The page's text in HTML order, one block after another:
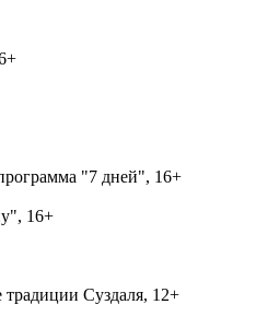
"7 дней", 16+
16+
Суздаля, 12+